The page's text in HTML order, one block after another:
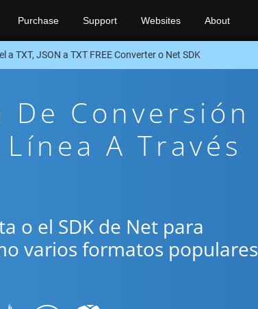
Purchase Support Websites About
a TXT, JSON a TXT FREE Converter o Net SDK
Conversión
Línea A Través
o el SDK de Net para
varios formatos populares